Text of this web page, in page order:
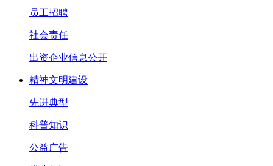
员工招聘
社会责任
出资企业信息公开
精神文明建设
先进典型
科普知识
公益广告